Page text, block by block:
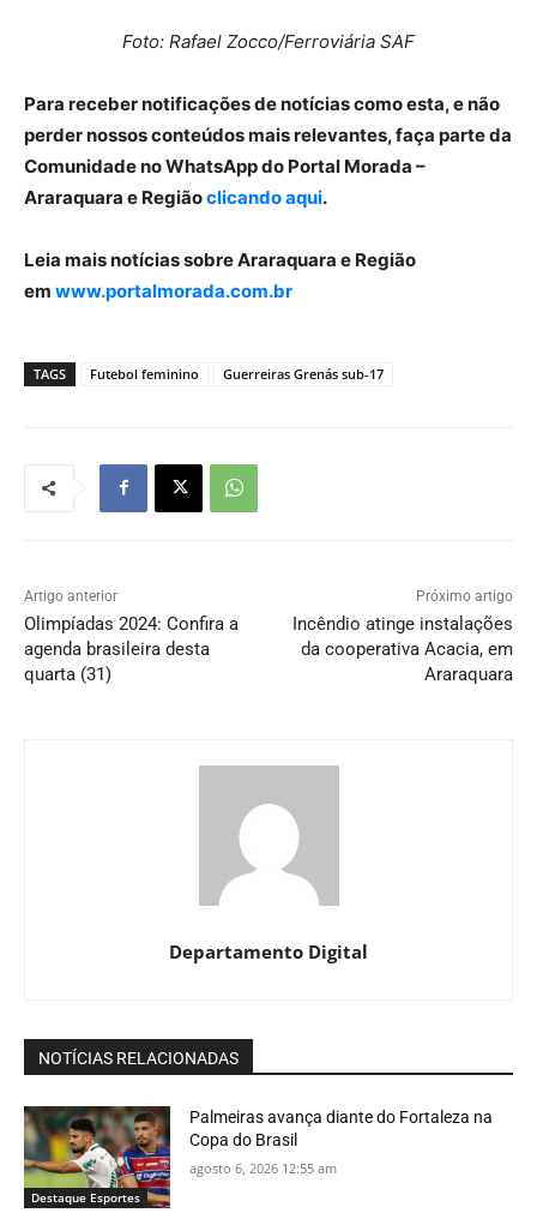
Foto: Rafael Zocco/Ferroviária SAF
Para receber notificações de notícias como esta, e não
perder nossos conteúdos mais relevantes, faça parte da
Comunidade no WhatsApp do Portal Morada –
Araraquara e Regiãoclicando aqui.
Leia mais notícias sobre Araraquara e Região
em www.portalmorada.com.br
TAGS Futebol feminino Guerreiras Grenás sub-17
Artigo anterior
Olimpíadas 2024: Confira a
agenda brasileira desta
quarta (31)
Próximo artigo
Incêndio atinge instalações
da cooperativa Acacia, em
Araraquara
Departamento Digital
NOTÍCIAS RELACIONADAS
Destaque Esportes
Palmeiras avança diante do Fortaleza na
Copa do Brasil
agosto 6, 2026 12:55 am